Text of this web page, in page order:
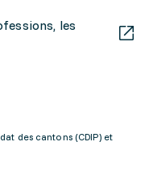
les
des cantons (CDIP) et